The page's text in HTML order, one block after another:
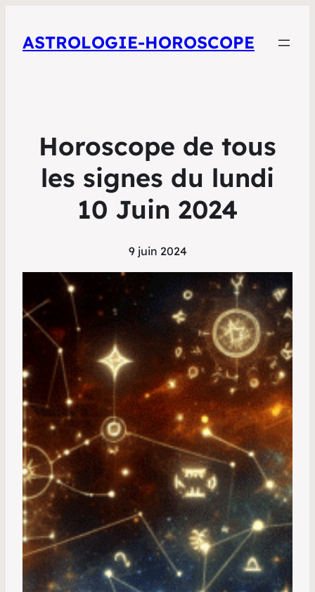
ASTROLOGIE-HOROSCOPE
Horoscope de tous
les signes du lundi
10 Juin 2024
9 juin 2024